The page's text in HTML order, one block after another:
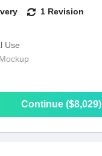
1 Revision
Use
Continue ($8,029)